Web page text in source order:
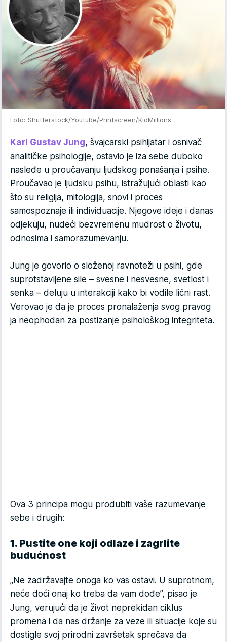
Foto: Shutterstock/Youtube/Printscreen/KidMillions
Karl Gustav Jung, švajcarski psihijatar i osnivač
analitičke psihologije, ostavio je iza sebe duboko
nasleđe u proučavanju ljudskog ponašanja i psihe.
Proučavao je ljudsku psihu, istražujući oblasti kao
što su religija, mitologija, snovi i proces
samospoznaje ili individuacije. Njegove ideje i danas
odjekuju, nudeći bezvremenu mudrost o životu,
odnosima i samorazumevanju.
Jung je govorio o složenoj ravnoteži u psihi, gde
suprotstavljene sile – svesne i nesvesne, svetlost i
senka – deluju u interakciji kako bi vodile lični rast.
Verovao je da je proces pronalaženja svog pravog
ja neophodan za postizanje psihološkog integriteta.
Ova 3 principa mogu produbiti vaše razumevanje
sebe i drugih:
1. Pustite one koji odlaze i zagrlite
budućnost
„Ne zadržavajte onoga ko vas ostavi. U suprotnom,
neće doći onaj ko treba da vam dođe”, pisao je
Jung, verujući da je život neprekidan ciklus
promena i da nas držanje za veze ili situacije koje su
dostigle svoj prirodni završetak sprečava da